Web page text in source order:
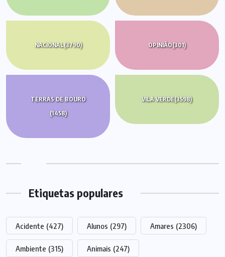
NACIONAL(3790) OPINIÃO(301)
TERRAS DE BOURO
(1458)
VILA VERDE(3598)
Etiquetas populares
Acidente (427) Alunos (297) Amares (2306)
Ambiente (315) Animais (247)